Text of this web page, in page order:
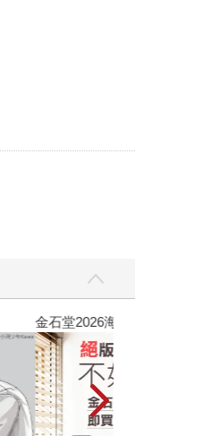
金石堂2026海